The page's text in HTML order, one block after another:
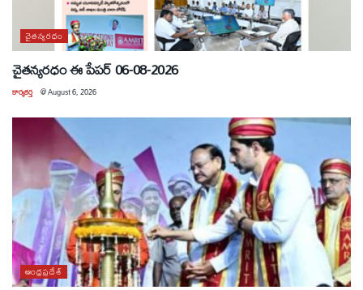
చైతన్యరధం
చైతన్యరధం ఈ పేపర్ 06-08-2026
కార్యకర్త @August 6, 2026
ఆంధ్రప్రదేశ్